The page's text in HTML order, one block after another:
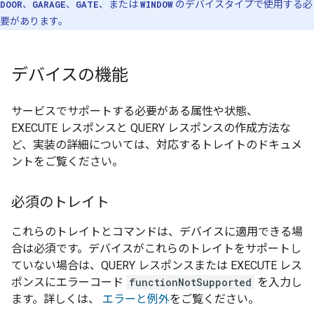
DOOR、 GARAGE、 GATE、またはWINDOW のデバイスタイプで使用する必
要があります。
デバイスの機能
サービスでサポートする必要がある属性や状態、
EXECUTE レスポンスと QUERY レスポンスの作成方法な
ど、実装の詳細については、対応するトレイトのドキュメ
ントをご覧ください。
必須のトレイト
これらのトレイトとコマンドは、デバイスに適用できる場
合は必須です。デバイスがこれらのトレイトをサポートし
ていない場合は、QUERY レスポンスまたは EXECUTE レス
ポンスにエラーコード functionNotSupported を入力し
ます。詳しくは、 エラーと例外をご覧ください。